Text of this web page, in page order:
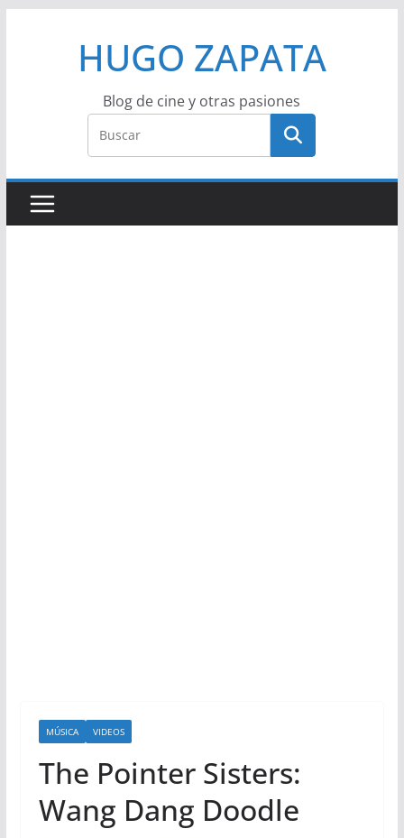
HUGO ZAPATA
Blog de cine y otras pasiones
MÚSICA VIDEOS
The Pointer Sisters:
Wang Dang Doodle